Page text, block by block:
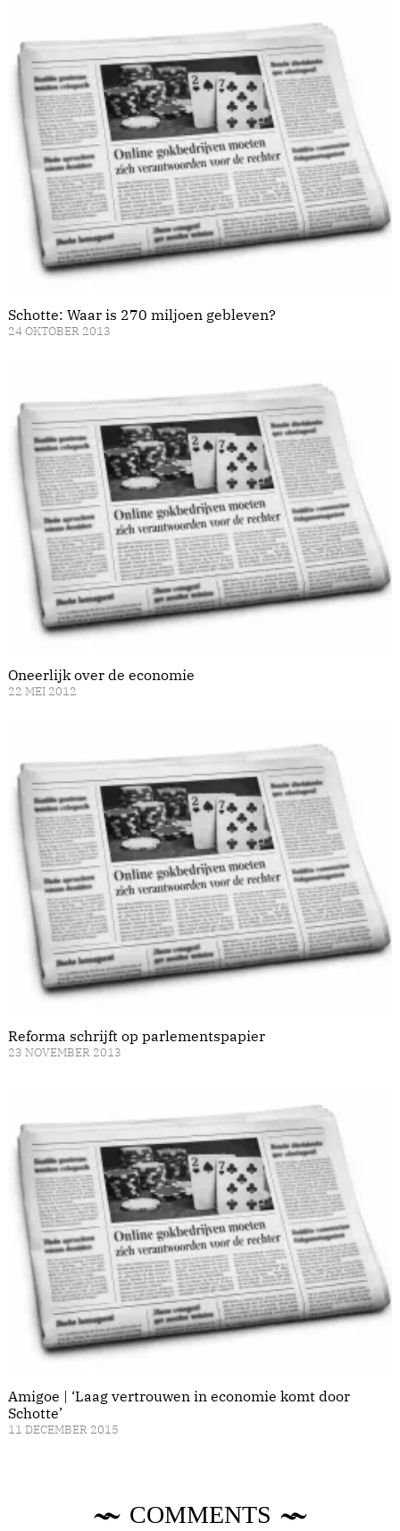
Schotte: Waar is 270 miljoen gebleven?
24 OKTOBER 2013
Oneerlijk over de economie
22 MEI 2012
Reforma schrijft op parlementspapier
23 NOVEMBER 2013
Amigoe | ‘Laag vertrouwen in economie komt door
Schotte’
11 DECEMBER 2015
COMMENTS